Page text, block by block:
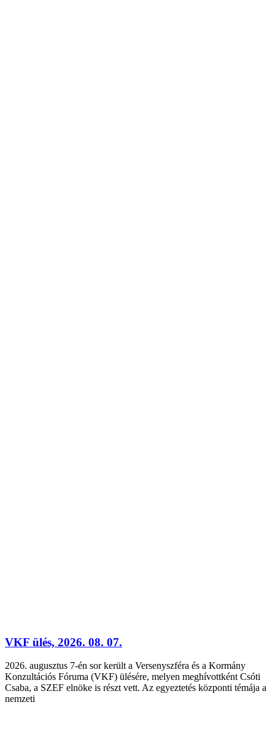
VKF ülés, 2026. 08. 07.
2026. augusztus 7-én sor került a Versenyszféra és a Kormány
Konzultációs Fóruma (VKF) ülésére, melyen meghívottként Csóti
Csaba, a SZEF elnöke is részt vett. Az egyeztetés központi témája a
nemzeti